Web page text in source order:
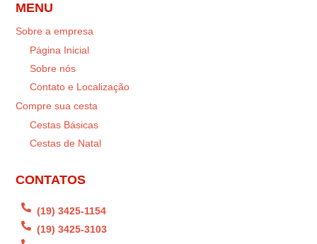
MENU
Sobre a empresa
Página Inicial
Sobre nós
Contato e Localização
Compre sua cesta
Cestas Básicas
Cestas de Natal
CONTATOS
 (19) 3425-1154
 (19) 3425-3103